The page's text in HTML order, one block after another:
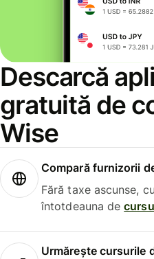
Descarcă
gratuită de
Wise
Compară furnizorii
Fără taxe ascunse,
întotdeauna de
Urmărește cursurile